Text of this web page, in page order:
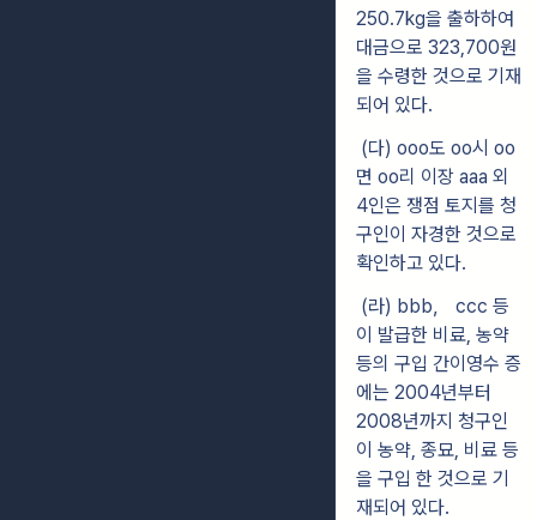
250.7kg을 출하하여
대금으로 323,700원
을 수령한 것으로 기재
되어 있다.
(다) ooo도 oo시 oo
면 oo리 이장 aaa 외
4인은 쟁점 토지를 청
구인이 자경한 것으로
확인하고 있다.
(라) bbb， ccc 등
이 발급한 비료, 농약
등의 구입 간이영수 증
에는 2004년부터
2008년까지 청구인
이 농약, 종묘, 비료 등
을 구입 한 것으로 기
재되어 있다.